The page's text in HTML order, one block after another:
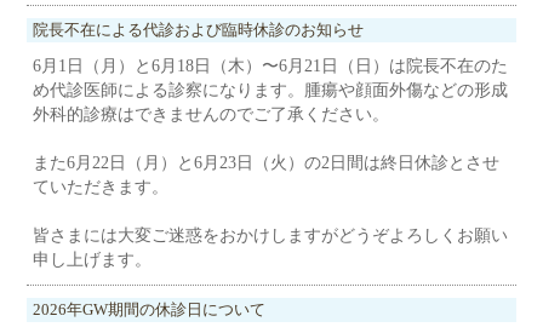
院長不在による代診および臨時休診のお知らせ
6月1日（月）と6月18日（木）〜6月21日（日）は院長不在のた
め代診医師による診察になります。腫瘍や顔面外傷などの形成
外科的診療はできませんのでご了承ください。
また6月22日（月）と6月23日（火）の2日間は終日休診とさせ
ていただきます。
皆さまには大変ご迷惑をおかけしますがどうぞよろしくお願い
申し上げます。
2026年GW期間の休診日について